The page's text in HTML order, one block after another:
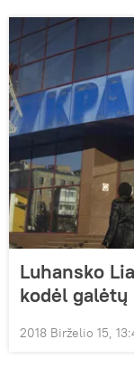
Luhansko
kodėl
2018 Birželio 15,